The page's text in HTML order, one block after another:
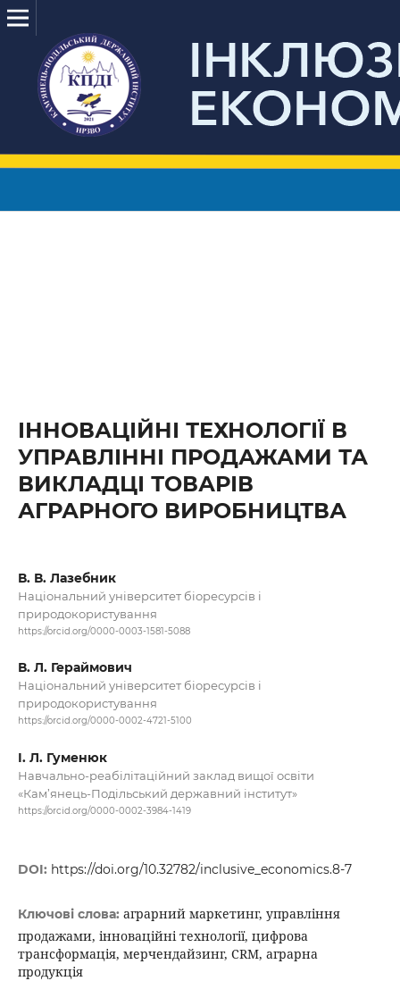
ІННОВАЦІЙНІ ТЕХНОЛОГІЇ В
УПРАВЛІННІ ПРОДАЖАМИ ТА
ВИКЛАДЦІ ТОВАРІВ
АГРАРНОГО ВИРОБНИЦТВА
В. В. Лазебник
Національний університет біоресурсів і
природокористування
https://orcid.org/0000-0003-1581-5088
В. Л. Гераймович
Національний університет біоресурсів і
природокористування
https://orcid.org/0000-0002-4721-5100
І. Л. Гуменюк
Навчально-реабілітаційний заклад вищої освіти
«Кам’янець-Подільський державний інститут»
https://orcid.org/0000-0002-3984-1419
DOI: https://doi.org/10.32782/inclusive_economics.8-7
Ключові слова: аграрний маркетинг, управління
продажами, інноваційні технології, цифрова
трансформація, мерчендайзинг, CRM, аграрна
продукція